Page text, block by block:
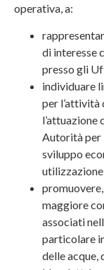
operativa, a:
di interesse
presso gli
individuare
per l’attività
Autorità per
sviluppo
maggiore
associati
particolare
delle acque,